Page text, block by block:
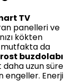
TV
panelleri ve
kökten
da
buzdolabı
daha uzun süre
engeller. Enerji